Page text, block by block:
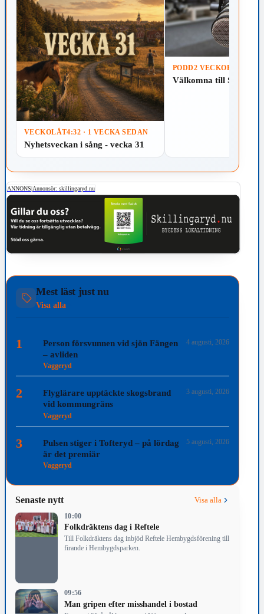
VECKOLÅT4:32 · 1 VECKA SEDAN
Nyhetsveckan i sång - vecka 31
PODD2 VECKOR SEDAN
Välkomna till
ANNONS|Annonsör: skillingaryd.nu
Mest läst just nu
Visa alla
1
Person försvunnen vid sjön Fängen
– avliden
Vaggeryd
4 augusti, 2026
2
Flyglärare upptäckte skogsbrand
vid kommungräns
Vaggeryd
3 augusti, 2026
3
Pulsen stiger i Tofteryd – på lördag
är det premiär
Vaggeryd
5 augusti, 2026
Senaste nytt Visa alla
10:00
Folkdräktens dag i Reftele
Till Folkdräktens dag inbjöd Reftele Hembygdsförening till
firande i Hembygdsparken.
09:56
Man gripen efter misshandel i bostad